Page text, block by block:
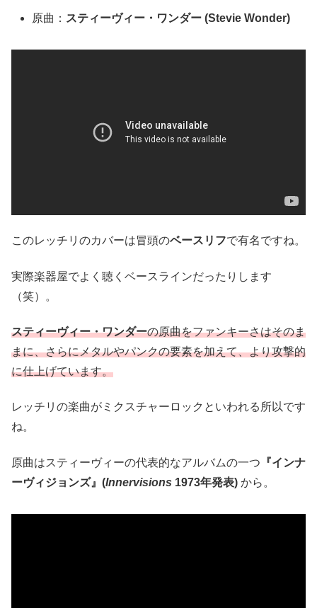
原曲： スティーヴィー・ワンダー (Stevie Wonder)
このレッチリのカバーは冒頭のベースリフで有名ですね。
実際楽器屋でよく聴くベースラインだったりします
（笑）。
スティーヴィー・ワンダーの原曲をファンキーさはそのま
まに、さらにメタルやパンクの要素を加えて、より攻撃的
に仕上げています。
レッチリの楽曲がミクスチャーロックといわれる所以です
ね。
原曲はスティーヴィーの代表的なアルバムの一つ 『インナ
ーヴィジョンズ』(Innervisions 1973年発表) から。